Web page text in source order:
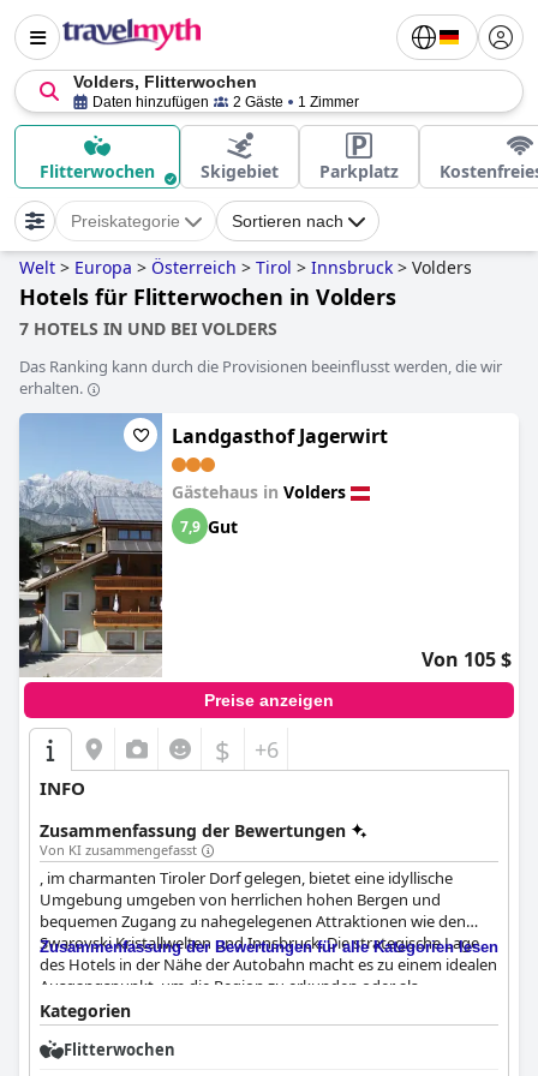
Volders, Flitterwochen
Daten hinzufügen 2 Gäste 1 Zimmer
Flitterwochen Skigebiet Parkplatz
Preiskategorie Sortieren nach
Welt > Europa > Österreich > Tirol > Innsbruck > Volders
Hotels für Flitterwochen in Volders
7 HOTELS IN UND BEI VOLDERS
Das Ranking kann durch die Provisionen beeinflusst werden, die wir
erhalten.
Landgasthof Jagerwirt
Gästehaus in Volders
7,9 Gut
Von 105 $
Preise anzeigen
$ +6
INFO
Zusammenfassung der Bewertungen
Von KI zusammengefasst
, im charmanten Tiroler Dorf gelegen, bietet eine idyllische
Umgebung umgeben von herrlichen hohen Bergen und
bequemen Zugang zu nahegelegenen Attraktionen wie den
Swarovski Kristallwelten und Innsbruck. Die strategische Lage
des Hotels in der Nähe der Autobahn macht es zu einem idealen
Ausgangspunkt, um die Region zu erkunden oder als
Zwischenstopp auf dem Weg zu anderen Reisezielen. Obwohl es
an einer Hauptstraße liegt, bieten die ruhigen Zimmer,
besonders diejenigen mit Balkon auf der Rückseite, einen
Zusammenfassung der Bewertungen für alle Kategorien lesen
Kategorien
Flitterwochen